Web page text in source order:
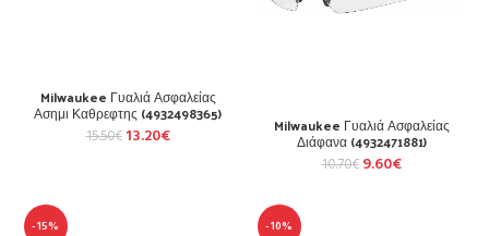
Milwaukee Γυαλιά Ασφαλείας
Ασημι Καθρεφτης (4932498365)
15.50€ 13.20€ Milwaukee Γυαλιά Ασφαλείας
Διάφανα (4932471881)
10.70€ 9.60€
-15% -10%